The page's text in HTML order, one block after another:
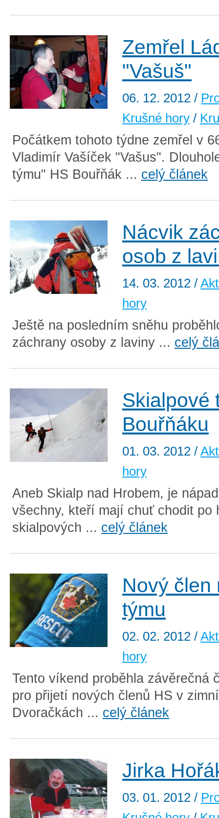
Zemřel
"Vašuš"
06. 12. 2012 /
Krušné hory /
Počátkem tohoto týdne zemřel v
Vladimír Vašíček "Vašus".
týmu" HS Bouřňák ... celý článek
Nácvik
osob z
14. 03. 2012 /
hory
Ještě na posledním sněhu
záchrany osoby z laviny ... celý
Skialpové
Bouřňáku
01. 03. 2012 /
hory
Aneb Skialp nad Hrobem, je
všechny, kteří mají chuť chodit po
skialpových ... celý článek
Nový člen
týmu
02. 02. 2012 /
hory
Tento víkend proběhla závěrečná
pro přijetí nových členů HS v
Dvoračkách ... celý článek
Jirka
03. 01. 2012 /